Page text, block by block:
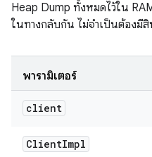
Heap Dump ทั้งหมดไว้ใน
ในทางกลับกัน ไม่จำเป็นต้องมี
พารามิเตอร์
client
ClientImpl